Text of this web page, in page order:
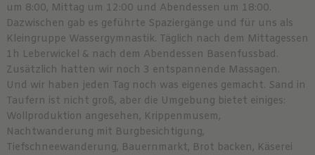
um 8:00, Mittag um 12:00 und Abendessen um 18:00.
Dazwischen gab es geführte Spaziergänge und für uns als
Kleingruppe Wassergymnastik. Täglich nach dem Mittagessen
1h Leberwickel & nach dem Abendessen Basenfussbad.
Zusätzlich hatten wir noch 3 entspannende Massagen.
Und wir haben jeden Tag noch was eigenes gemacht. Sand in
Taufern ist nicht groß, aber die Umgebung bietet einiges:
Wollproduktion angesehen, Krippenmusem,
Nachtwanderung mit Burgbesichtigung,
Tiefschneewanderung, Bauernmarkt, Brot backen, Käserei